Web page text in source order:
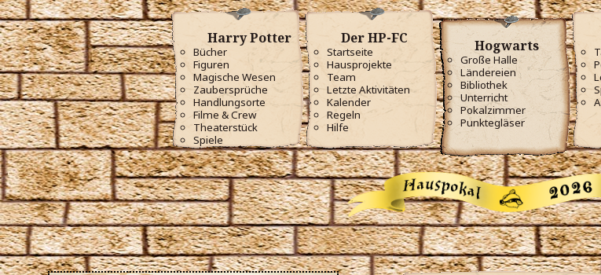
Harry Potter
Bücher
Figuren
Magische Wesen
Zaubersprüche
Handlungsorte
Filme & Crew
Theaterstück
Spiele
Der HP-FC
Startseite
Hausprojekte
Team
Letzte Aktivitäten
Kalender
Regeln
Hilfe
Hogwarts
Große Halle
Ländereien
Bibliothek
Unterricht
Pokalzimmer
Punktegläser